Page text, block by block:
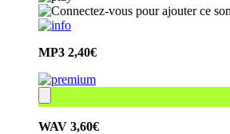
MP3 2,40€
WAV 3,60€